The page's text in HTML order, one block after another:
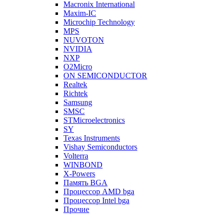
Macronix International
Maxim-IC
Microchip Technology
MPS
NUVOTON
NVIDIA
NXP
O2Micro
ON SEMICONDUCTOR
Realtek
Richtek
Samsung
SMSC
STMicroelectronics
SY
Texas Instruments
Vishay Semiconductors
Volterra
WINBOND
X-Powers
Память BGA
Процессор AMD bga
Процессор Intel bga
Прочие